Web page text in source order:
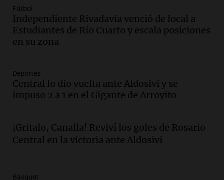
Audio.
Congreso y evacuación por derrame de
oxígeno en Montecastro
Panorama Federal
y llega avión para escuelas de la décima
brigada aérea
Panorama Federal
Audio.La justicia reconoce al COVID
como enfermedad laboral tras la muerte
Fútbol
Independiente Rivadavia venció de local a
Estudiantes de Río Cuarto y escala posiciones
en su zona
Deportes
Central lo dio vuelta ante Aldosivi y se
impuso 2 a 1 en el Gigante de Arroyito
¡Gritalo, Canalla! Reviví los goles de Rosario
Central en la victoria ante Aldosivi
Básquet